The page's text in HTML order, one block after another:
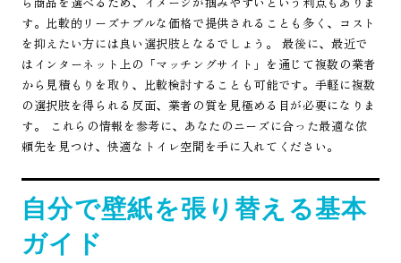
す。比較的リーズナブルな価格で提供されることも多く、コスト
を抑えたい方には良い選択肢となるでしょう。 最後に、最近で
はインターネット上の「マッチングサイト」を通じて複数の業者
から見積もりを取り、比較検討することも可能です。手軽に複数
の選択肢を得られる反面、業者の質を見極める目が必要になりま
す。 これらの情報を参考に、あなたのニーズに合った最適な依
頼先を見つけ、快適なトイレ空間を手に入れてください。
自分で壁紙を張り替える基本
ガイド